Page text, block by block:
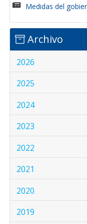
Medidas del
Archivo
2026
2025
2024
2023
2022
2021
2020
2019